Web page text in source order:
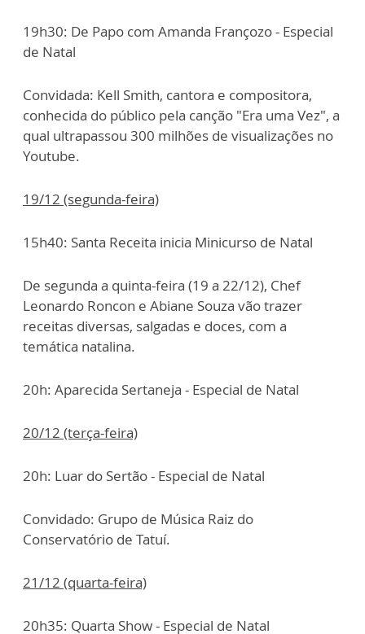
19h30: De Papo com Amanda Françozo - Especial
de Natal
Convidada: Kell Smith, cantora e compositora,
conhecida do público pela canção "Era uma Vez", a
qual ultrapassou 300 milhões de visualizações no
Youtube.
19/12 (segunda-feira)
15h40: Santa Receita inicia Minicurso de Natal
De segunda a quinta-feira (19 a 22/12), Chef
Leonardo Roncon e Abiane Souza vão trazer
receitas diversas, salgadas e doces, com a
temática natalina.
20h: Aparecida Sertaneja - Especial de Natal
20/12 (terça-feira)
20h: Luar do Sertão - Especial de Natal
Convidado: Grupo de Música Raiz do
Conservatório de Tatuí.
21/12 (quarta-feira)
20h35: Quarta Show - Especial de Natal